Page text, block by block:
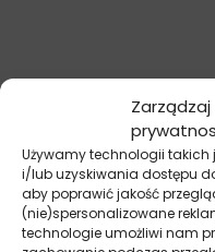
Używamy technologii takich
i/lub uzyskiwania dostępu
aby poprawić jakość
(nie)spersonalizowane
technologie umożliwi nam